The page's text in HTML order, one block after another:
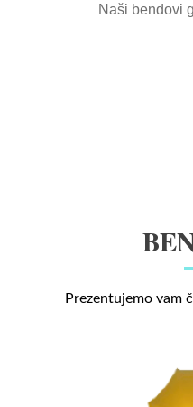
Naši bendovi
Prezentujemo vam